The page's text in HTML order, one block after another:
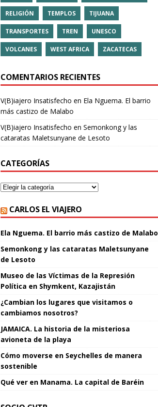
RELIGIÓN TEMPLOS TIJUANA
TRANSPORTES TREN UNESCO
VOLCANES WEST AFRICA ZACATECAS
COMENTARIOS RECIENTES
V(B)iajero Insatisfecho en Ela Nguema. El barrio
más castizo de Malabo
V(B)iajero Insatisfecho en Semonkong y las
cataratas Maletsunyane de Lesoto
CATEGORÍAS
CARLOS EL VIAJERO
Ela Nguema. El barrio más castizo de Malabo
Semonkong y las cataratas Maletsunyane
de Lesoto
Museo de las Víctimas de la Represión
Política en Shymkent, Kazajistán
¿Cambian los lugares que visitamos o
cambiamos nosotros?
JAMAICA. La historia de la misteriosa
avioneta de la playa
Cómo moverse en Seychelles de manera
sostenible
Qué ver en Manama. La capital de Baréin